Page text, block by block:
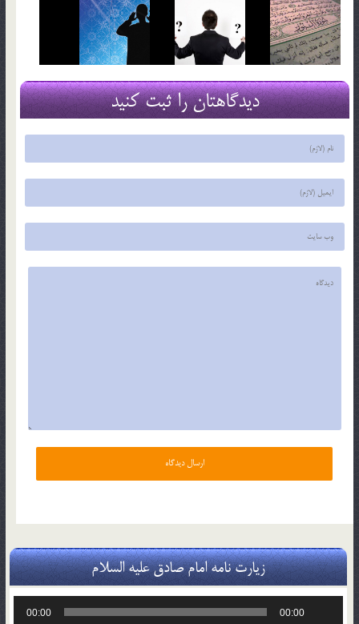
دیدگاهتان را ثبت کنید
زیارت نامه امام صادق علیه السلام
00:00
00:00